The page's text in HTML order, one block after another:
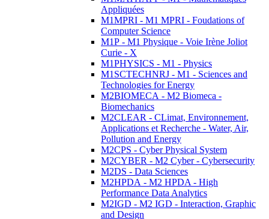
Appliquées
M1MPRI - M1 MPRI - Foudations of
Computer Science
M1P - M1 Physique - Voie Irène Joliot
Curie - X
M1PHYSICS - M1 - Physics
M1SCTECHNRJ - M1 - Sciences and
Technologies for Energy
M2BIOMECA - M2 Biomeca -
Biomechanics
M2CLEAR - CLimat, Environnement,
Applications et Recherche - Water, Air,
Pollution and Energy
M2CPS - Cyber Physical System
M2CYBER - M2 Cyber - Cybersecurity
M2DS - Data Sciences
M2HPDA - M2 HPDA - High
Performance Data Analytics
M2IGD - M2 IGD - Interaction, Graphic
and Design